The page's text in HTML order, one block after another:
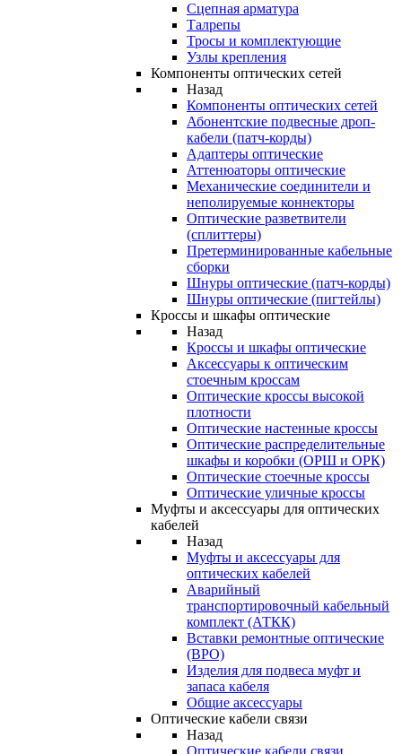
Сцепная арматура
Талрепы
Тросы и комплектующие
Узлы крепления
Компоненты оптических сетей
Назад
Компоненты оптических сетей
Абонентские подвесные дроп-
кабели (патч-корды)
Адаптеры оптические
Аттенюаторы оптические
Механические соединители и
неполируемые коннекторы
Оптические разветвители
(сплиттеры)
Претерминированные кабельные
сборки
Шнуры оптические (патч-корды)
Шнуры оптические (пигтейлы)
Кроссы и шкафы оптические
Назад
Кроссы и шкафы оптические
Аксессуары к оптическим
стоечным кроссам
Оптические кроссы высокой
плотности
Оптические настенные кроссы
Оптические распределительные
шкафы и коробки (ОРШ и ОРК)
Оптические стоечные кроссы
Оптические уличные кроссы
Муфты и аксессуары для оптических
кабелей
Назад
Муфты и аксессуары для
оптических кабелей
Аварийный
транспортировочный кабельный
комплект (АТКК)
Вставки ремонтные оптические
(ВРО)
Изделия для подвеса муфт и
запаса кабеля
Общие аксессуары
Оптические кабели связи
Назад
Оптические кабели связи